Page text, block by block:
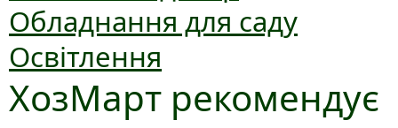
Обладнання для саду
Освітлення
ХозМарт рекомендує